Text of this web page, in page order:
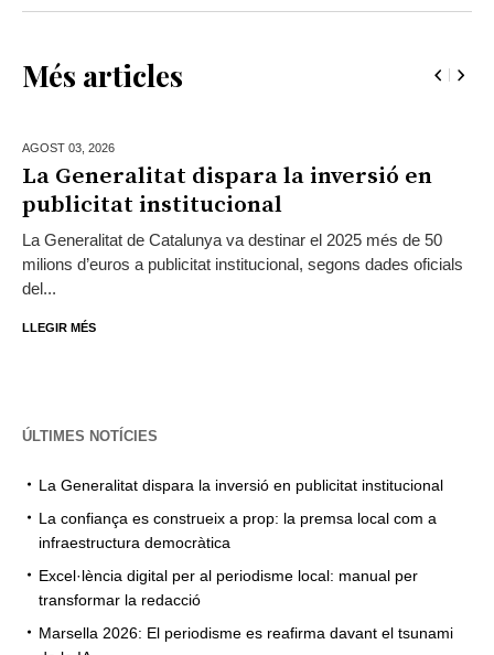
Més articles
AGOST 03, 2026
La Generalitat dispara la inversió en
publicitat institucional
La Generalitat de Catalunya va destinar el 2025 més de 50
milions d’euros a publicitat institucional, segons dades oficials
del...
LLEGIR MÉS
ÚLTIMES NOTÍCIES
La Generalitat dispara la inversió en publicitat institucional
La confiança es construeix a prop: la premsa local com a
infraestructura democràtica
Excel·lència digital per al periodisme local: manual per
transformar la redacció
Marsella 2026: El periodisme es reafirma davant el tsunami